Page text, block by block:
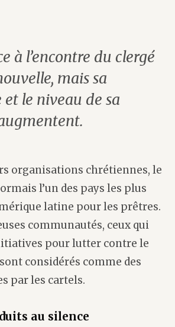
à l’encontre du clergé
mais sa
et le niveau de sa
organisations chrétiennes, le
l’un des pays les plus
latine pour les prêtres.
communautés, ceux qui
pour lutter contre le
considérés comme des
par les cartels.
au silence